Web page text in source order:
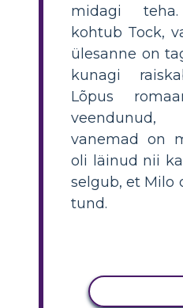
midagi
kohtub Tock,
ülesanne on
kunagi
Lõpus
vanemad on
oli läinud nii
selgub, et Milo
tund.